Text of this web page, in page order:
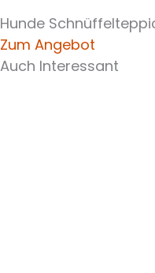
Hunde
Zum Angebot
Auch Interessant